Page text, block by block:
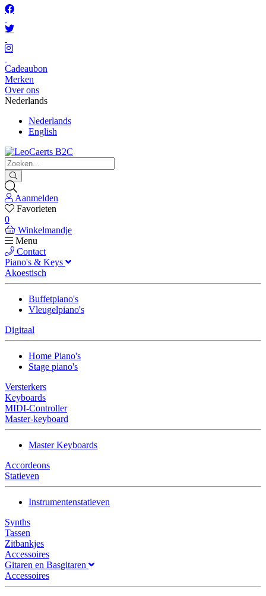
Cadeaubon
Merken
Over ons
Nederlands
Nederlands
English
Aanmelden
Favorieten
0
Winkelmandje
Menu
Contact
Piano's & Keys
Akoestisch
Buffetpiano's
Vleugelpiano's
Digitaal
Home Piano's
Stage piano's
Versterkers
Keyboards
MIDI-Controller
Master-keyboard
Master Keyboards
Accordeons
Statieven
Instrumentenstatieven
Synths
Tassen
Zitbankjes
Accessoires
Gitaren en Basgitaren
Accessoires